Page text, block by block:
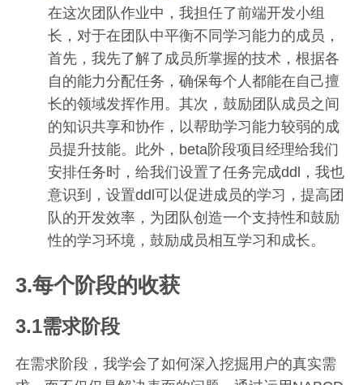
在这次团队作业中，我担任了前端开发小组
长，对于在团队中平衡不同学习能力的成员，
首先，我先了解了成员所掌握的技术，根据各
自的能力分配任务，确保每个人都能在自己擅
长的领域发挥作用。其次，鼓励团队成员之间
的知识共享和协作，以帮助学习能力较弱的成
员提升技能。此外，beta阶段项目经理给我们
安排任务时，给我们设置了任务完成ddl，我也
意识到，设置ddl可以促进成员的学习，提高团
队的开发效率，为团队创造一个支持性和鼓励
性的学习环境，鼓励成员相互学习和成长。
3.每个阶段的收获
3.1需求阶段
在需求阶段，我学会了如何深入挖掘用户的真实需